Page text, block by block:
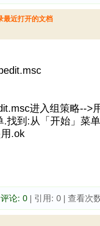
最近打开的文档
进入组策略-->
找到:从「开始」菜
.ok
评论: 0| 引用: 0 | 查看次